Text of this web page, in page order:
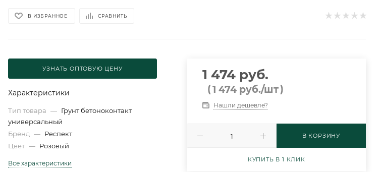
В ИЗБРАННОЕ СРАВНИТЬ
УЗНАТЬ ОПТОВУЮ ЦЕНУ
Характеристики
Тип товара — Грунт бетоноконтакт
универсальный
Бренд — Респект
Цвет — Розовый
Все характеристики
1 474 руб.
(1 474руб./шт)
Нашли дешевле?
В КОРЗИНУ
КУПИТЬ В 1 КЛИК